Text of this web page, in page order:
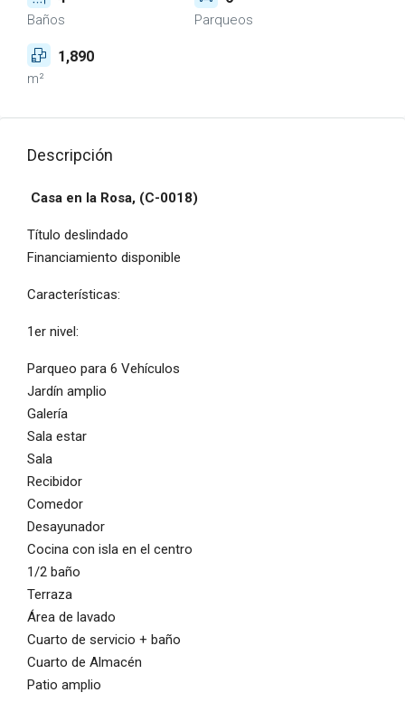
Baños Parqueos
1,890
m²
Descripción
Casa en la Rosa, (C-0018)
Título deslindado
Financiamiento disponible
Características:
1er nivel:
Parqueo para 6 Vehículos
Jardín amplio
Galería
Sala estar
Sala
Recibidor
Comedor
Desayunador
Cocina con isla en el centro
1/2 baño
Terraza
Área de lavado
Cuarto de servicio + baño
Cuarto de Almacén
Patio amplio